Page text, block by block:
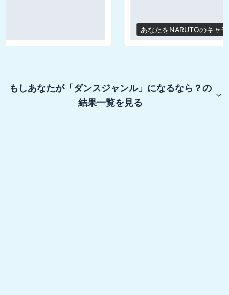
もしあなたが「ダンスジャンル」になるなら？の
結果一覧を見る